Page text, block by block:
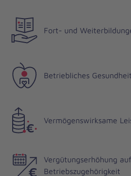
Fort- und
Betriebliches
Vermögenswirksame
Vergütungserhöhung
Betriebszugehörigkeit